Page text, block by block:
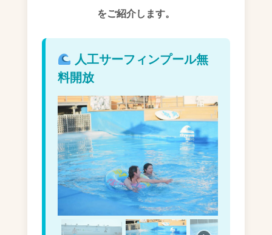
をご紹介します。
人工サーフィンプール無
料開放